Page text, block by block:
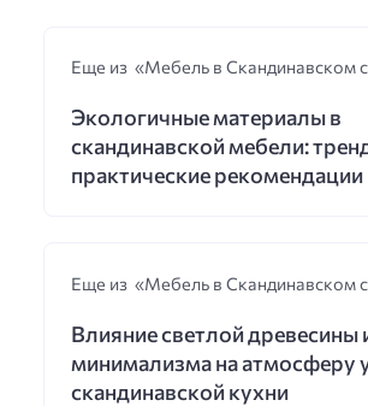
Еще из «Мебель в Скандинавском
Экологичные материалы в
скандинавской мебели:
практические рекомендации
Еще из «Мебель в Скандинавском
Влияние светлой древесины
минимализма на атмосферу
скандинавской кухни